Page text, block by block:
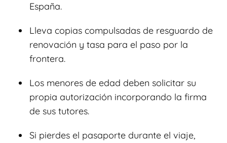
España.
Lleva copias compulsadas de resguardo de
renovación y tasa para el paso por la
frontera.
Los menores de edad deben solicitar su
propia autorización incorporando la firma
de sus tutores.
Si pierdes el pasaporte durante el viaje,